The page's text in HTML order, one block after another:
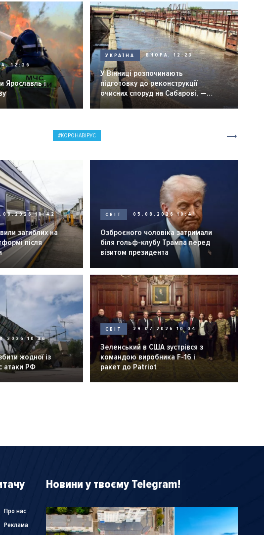
12:26
Ярославль і
УКРАЇНА ВЧОРА, 12:23
У Вінниці розпочинають
підготовку до реконструкції
очисних споруд на Сабарові, —
мер Вінниці.
КОРОНАВІРУС
10:42
загиблих на
після
СВІТ 05.08.2026 10:41
Озброєного чоловіка затримали
біля гольф-клубу Трампа перед
візитом президента
10:36
жодної із
атаки РФ
СВІТ 29.07.2026 10:04
Зеленський в США зустрівся з
командою виробника F-16 і
ракет до Patriot
Про нас
Реклама
Новини у твоєму Telegram!